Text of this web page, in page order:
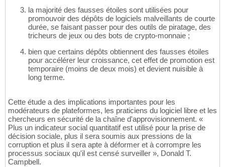
la majorité des fausses étoiles sont utilisées pour
promouvoir des dépôts de logiciels malveillants de courte
durée, se faisant passer pour des outils de piratage, des
tricheurs de jeux ou des bots de crypto-monnaie ;
bien que certains dépôts obtiennent des fausses étoiles
pour accélérer leur croissance, cet effet de promotion est
temporaire (moins de deux mois) et devient nuisible à
long terme.
Cette étude a des implications importantes pour les
modérateurs de plateformes, les praticiens du logiciel libre et les
chercheurs en sécurité de la chaîne d'approvisionnement. «
Plus un indicateur social quantitatif est utilisé pour la prise de
décision sociale, plus il sera soumis aux pressions de la
corruption et plus il sera apte à déformer et à corrompre les
processus sociaux qu'il est censé surveiller », Donald T.
Campbell.